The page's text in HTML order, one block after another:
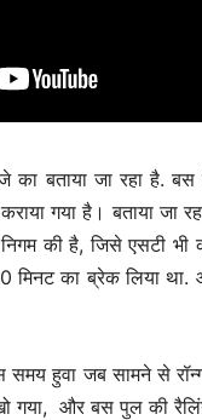
बताया जा रहा है.
गया है। बताया जा
निगम की है, जिसे एसटी
का ब्रेक लिया
समय हुवा जब सामने से
गया, और बस पुल की रैलिंग